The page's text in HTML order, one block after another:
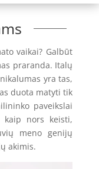
vaikai? Galbūt
praranda. Italų
yra tas,
duota matyti tik
paveikslai
kaip nors keisti,
meno genijų
akimis.